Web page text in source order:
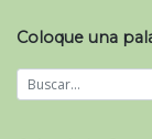
Coloque una